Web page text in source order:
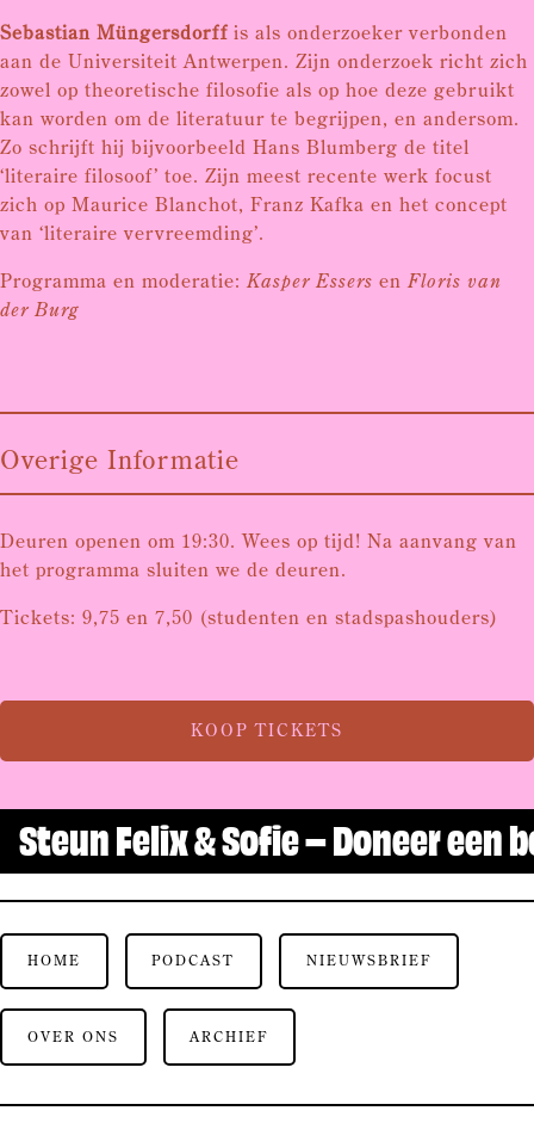
Sebastian Müngersdorff is als onderzoeker verbonden
aan de Universiteit Antwerpen. Zijn onderzoek richt zich
zowel op theoretische filosofie als op hoe deze gebruikt
kan worden om de literatuur te begrijpen, en andersom.
Zo schrijft hij bijvoorbeeld Hans Blumberg de titel
‘literaire filosoof’ toe. Zijn meest recente werk focust
zich op Maurice Blanchot, Franz Kafka en het concept
van ‘literaire vervreemding’.
Programma en moderatie: Kasper Essers enFloris van
der Burg
Overige Informatie
Deuren openen om 19:30. Wees op tijd! Na aanvang van
het programma sluiten we de deuren.
Tickets: 9,75 en 7,50 (studenten en stadspashouders)
KOOP TICKETS
Steun Felix & Sofie – Doneer een
HOME PODCAST NIEUWSBRIEF
OVER ONS ARCHIEF